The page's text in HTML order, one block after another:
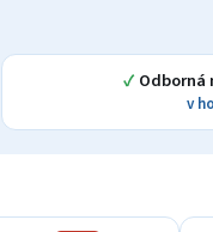
✓ Odborná
v